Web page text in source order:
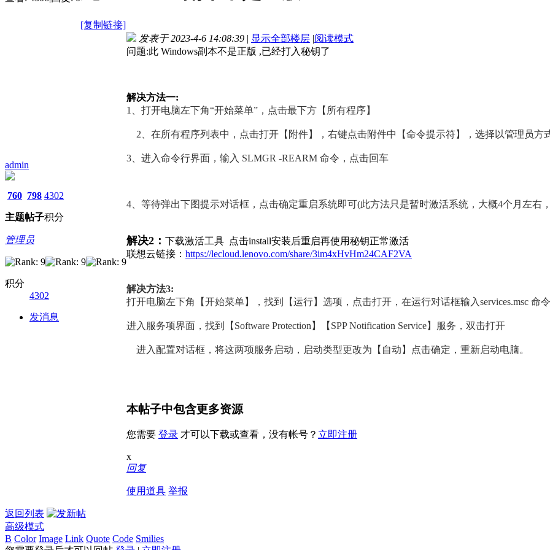
[复制链接]
admin
760
主题
798
帖子
4302
积分
管理员
积分
4302
发消息
发表于 2023-4-6 14:08:39 | 显示全部楼层 |阅读模式
问题:此 Windows副本不是正版 ,已经打入秘钥了
解决方法一:
1、打开电脑左下角“开始菜单”，点击最下方【所有程序】
2、在所有程序列表中，点击打开【附件】，右键点击附件中【命令提示符】，选择以管理员方
3、进入命令行界面，输入 SLMGR -REARM 命令，点击回车
4、等待弹出下图提示对话框，点击确定重启系统即可(此方法只是暂时激活系统，大概4个月左右
解决2： 下载激活工具 点击install安装后重启再使用秘钥正常激活
联想云链接： https://lecloud.lenovo.com/share/3im4xHvHm24CAF2VA
解决方法3:
打开电脑左下角【开始菜单】，找到【运行】选项，点击打开，在运行对话框输入services.msc 命
进入服务项界面，找到【Software Protection】【SPP Notification Service】服务，双击打开
进入配置对话框，将这两项服务启动，启动类型更改为【自动】点击确定，重新启动电脑。
本帖子中包含更多资源
您需要 登录 才可以下载或查看，没有帐号？ 立即注册
x
回复
使用道具 举报
返回列表
高级模式
B Color Image Link Quote Code Smilies